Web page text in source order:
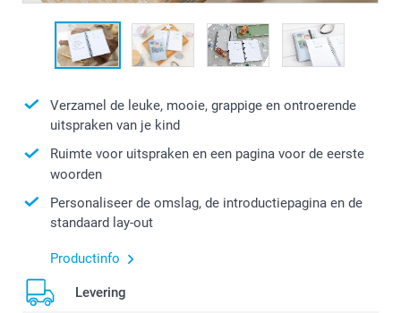
Verzamel de leuke, mooie, grappige en ontroerende
uitspraken van je kind
Ruimte voor uitspraken en een pagina voor de eerste
woorden
Personaliseer de omslag, de introductiepagina en de
standaard lay-out
Productinfo
Levering